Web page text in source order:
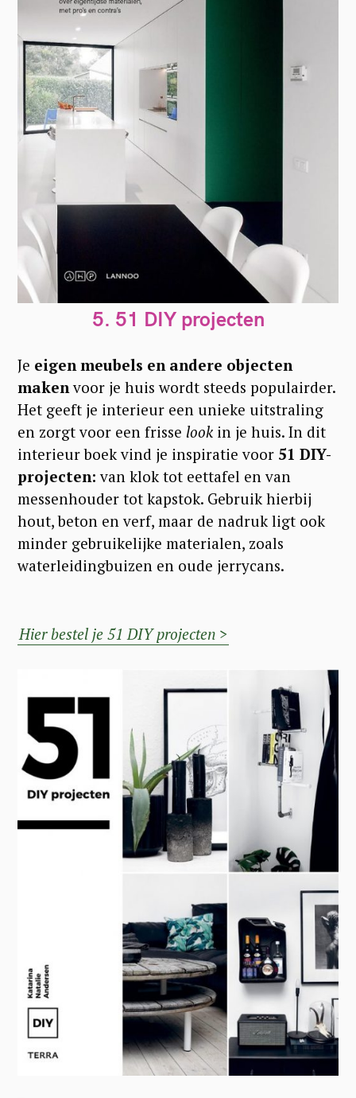
5. 51 DIY projecten
Je eigen meubels en andere objecten
makenvoor je huis wordt steeds populairder.
Het geeft je interieur een unieke uitstraling
en zorgt voor een frisse look in je huis. In dit
interieur boek vind je inspiratie voor 51 DIY-
projecten: van klok tot eettafel en van
messenhouder tot kapstok. Gebruik hierbij
hout, beton en verf, maar de nadruk ligt ook
minder gebruikelijke materialen, zoals
waterleidingbuizen en oude jerrycans.
Hier bestel je 51 DIY projecten >